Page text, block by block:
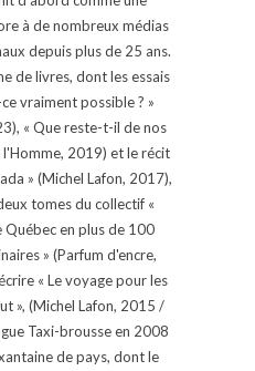
à de nombreux médias
depuis plus de 25 ans.
de livres, dont les essais
vraiment possible ? »
« Que reste-t-il de nos
l'Homme, 2019) et le récit
» (Michel Lafon, 2017),
tomes du collectif «
en plus de 100
» (Parfum d'encre,
« Le voyage pour les
», (Michel Lafon, 2015 /
Taxi-brousse en 2008
de pays, dont le